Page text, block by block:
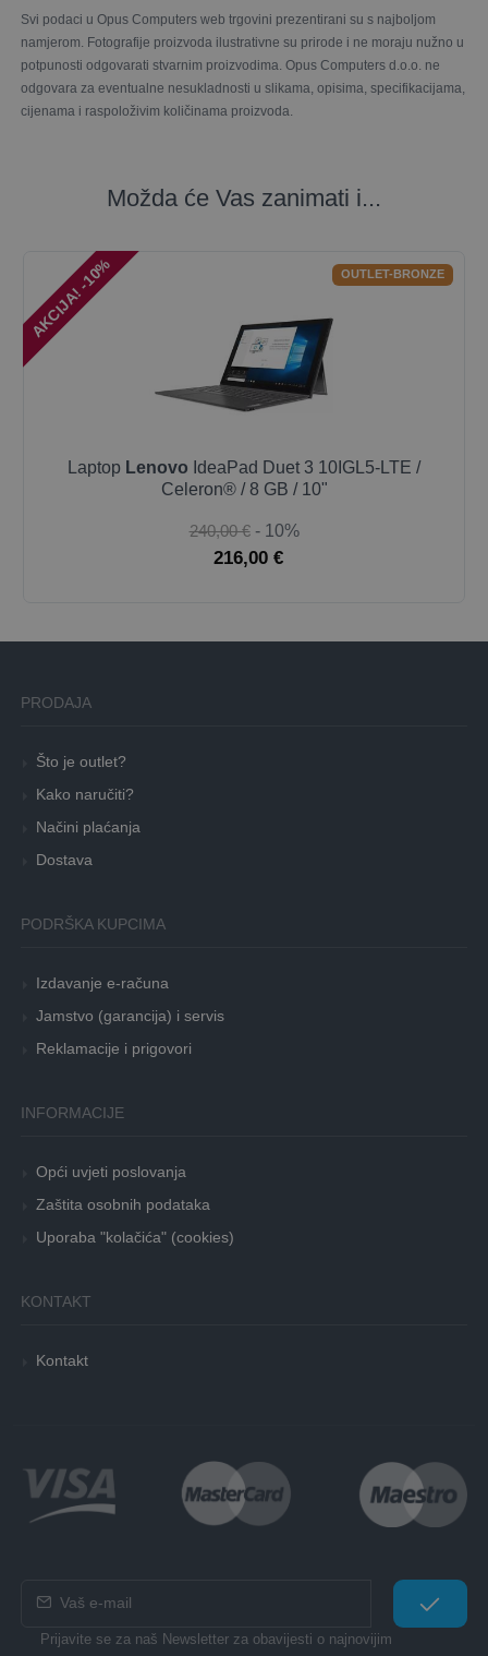
Svi podaci u Opus Computers web trgovini prezentirani su s najboljom
namjerom. Fotografije proizvoda ilustrativne su prirode i ne moraju nužno u
potpunosti odgovarati stvarnim proizvodima. Opus Computers d.o.o. ne
odgovara za eventualne nesukladnosti u slikama, opisima, specifikacijama,
cijenama i raspoloživim količinama proizvoda.
Možda će Vas zanimati i...
AKCIJA! -10% OUTLET-BRONZE
Laptop Lenovo IdeaPad Duet 3 10IGL5-LTE /
Celeron® / 8 GB / 10"
240,00 € - 10%
216,00 €
PRODAJA
Što je outlet?
Kako naručiti?
Načini plaćanja
Dostava
PODRŠKA KUPCIMA
Izdavanje e-računa
Jamstvo (garancija) i servis
Reklamacije i prigovori
INFORMACIJE
Opći uvjeti poslovanja
Zaštita osobnih podataka
Uporaba "kolačića" (cookies)
KONTAKT
Kontakt
Prijavite se za naš Newsletter za obavijesti o najnovijim